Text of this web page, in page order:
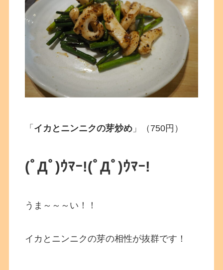
「 イカとニンニクの芽炒め 」（750円）
(ﾟДﾟ)ｳﾏｰ!(ﾟДﾟ)ｳﾏｰ!
うま～～～い！！
イカとニンニクの芽の相性が抜群です！